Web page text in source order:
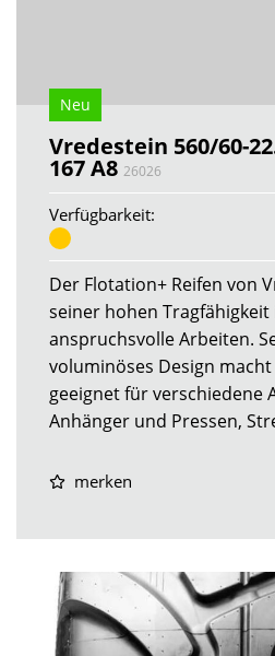
Neu
Vredestein 560/60-
167 A8 26026
Verfügbarkeit:
Der Flotation+ Reifen von
seiner hohen
anspruchsvolle Arbeiten.
voluminöses Design
geeignet für verschiedene
Anhänger und Pressen,
merken